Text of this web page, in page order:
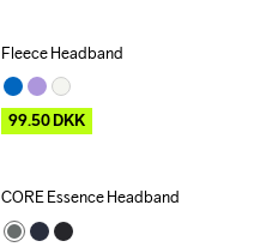
Outlet
Fleece Headband
99.50DKK
CORE Essence Headband